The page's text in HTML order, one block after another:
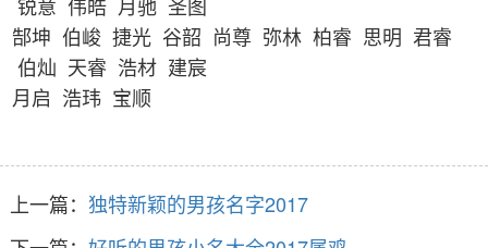
锐意 伟皓 月驰 圣图
郜坤 伯峻 捷光 谷韶 尚尊 弥林 柏睿 思明 君睿
伯灿 天睿 浩材 建宸
月启 浩玮 宝顺
上一篇： 独特新颖的男孩名字2017